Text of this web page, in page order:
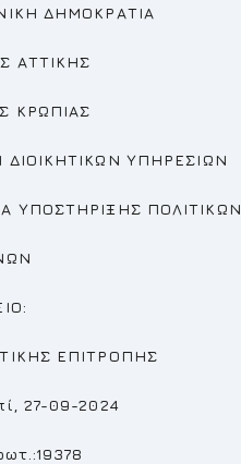
ΔΗΜΟΚΡΑΤΙΑ
ΑΤΤΙΚΗΣ
ΚΡΩΠΙΑΣ
ΥΠΗΡΕΣΙΩΝ
ΥΠΟΣΤΗΡΙΞΗΣ ΠΟΛΙΤΙΚΩΝ
ΕΠΙΤΡΟΠΗΣ
27-09-2024